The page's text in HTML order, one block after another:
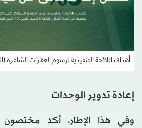
أهداف اللائحة التنفيذية لرسوم العقارات الشاغرة
إعادة تدوير الوحدات
وفي هذا الإطار، أكد مختصون